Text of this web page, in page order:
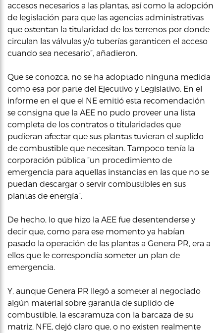
accesos necesarios a las plantas, así como la adopción
de legislación para que las agencias administrativas
que ostentan la titularidad de los terrenos por donde
circulan las válvulas y/o tuberías garanticen el acceso
cuando sea necesario”, añadieron.
Que se conozca, no se ha adoptado ninguna medida
como esa por parte del Ejecutivo y Legislativo. En el
informe en el que el NE emitió esta recomendación
se consigna que la AEE no pudo proveer una lista
completa de los contratos o titularidades que
pudieran afectar que sus plantas tuvieran el suplido
de combustible que necesitan. Tampoco tenía la
corporación pública “un procedimiento de
emergencia para aquellas instancias en las que no se
puedan descargar o servir combustibles en sus
plantas de energía”.
De hecho, lo que hizo la AEE fue desentenderse y
decir que, como para ese momento ya habían
pasado la operación de las plantas a Genera PR, era a
ellos que le correspondía someter un plan de
emergencia.
Y, aunque Genera PR llegó a someter al negociado
algún material sobre garantía de suplido de
combustible, la escaramuza con la barcaza de su
matriz, NFE, dejó claro que, o no existen realmente